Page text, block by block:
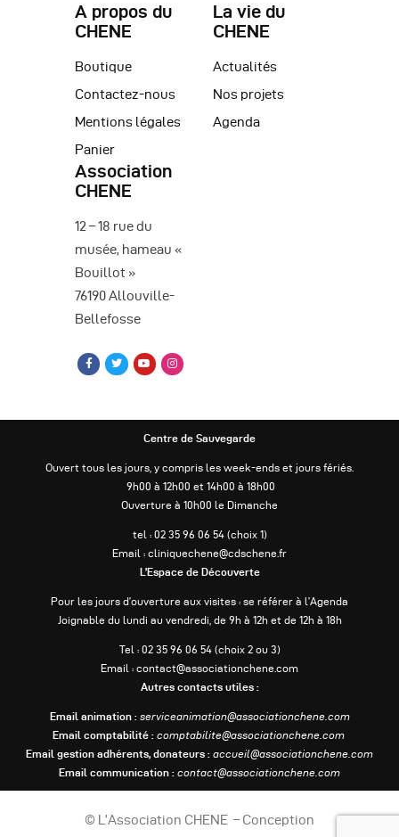
A propos du
CHENE
Boutique
Contactez-nous
Mentions légales
Panier
La vie du
CHENE
Actualités
Nos projets
Agenda
Association
CHENE
12 – 18 rue du
musée, hameau «
Bouillot »
76190 Allouville-
Bellefosse
Centre de Sauvegarde
Ouvert tous les jours, y compris les week-ends et jours fériés.
9h00 à 12h00 et 14h00 à 18h00
Ouverture à 10h00 le Dimanche
tel : 02 35 96 06 54 (choix 1)
Email : cliniquechene@cdschene.fr
L’Espace de Découverte
Pour les jours d’ouverture aux visites : se référer à l’Agenda
Joignable du lundi au vendredi, de 9h à 12h et de 12h à 18h
Tel : 02 35 96 06 54 (choix 2 ou 3)
Email : contact@associationchene.com
Autres contacts utiles :
Email animation : serviceanimation@associationchene.com
Email comptabilité : comptabilite@associationchene.com
Email gestion adhérents, donateurs : accueil@associationchene.com
Email communication : contact@associationchene.com
© L’Association CHENE – Conception